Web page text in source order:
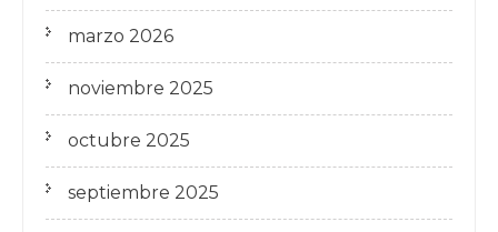
marzo 2026
noviembre 2025
octubre 2025
septiembre 2025